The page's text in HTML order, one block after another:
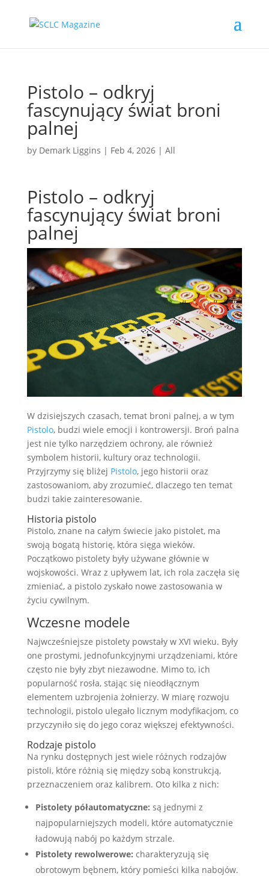
Pistolo – odkryj
fascynujący świat broni
palnej
by Demark Liggins | Feb 4, 2026| All
Pistolo – odkryj
fascynujący świat broni
palnej
W dzisiejszych czasach, temat broni palnej, a w tym
Pistolo, budzi wiele emocji i kontrowersji. Broń palna
jest nie tylko narzędziem ochrony, ale również
symbolem historii, kultury oraz technologii.
Przyjrzymy się bliżej Pistolo, jego historii oraz
zastosowaniom, aby zrozumieć, dlaczego ten temat
budzi takie zainteresowanie.
Historia pistolo
Pistolo, znane na całym świecie jako pistolet, ma
swoją bogatą historię, która sięga wieków.
Początkowo pistolety były używane głównie w
wojskowości. Wraz z upływem lat, ich rola zaczęła się
zmieniać, a pistolo zyskało nowe zastosowania w
życiu cywilnym.
Wczesne modele
Najwcześniejsze pistolety powstały w XVI wieku. Były
one prostymi, jednofunkcyjnymi urządzeniami, które
często nie były zbyt niezawodne. Mimo to, ich
popularność rosła, stając się nieodłącznym
elementem uzbrojenia żołnierzy. W miarę rozwoju
technologii, pistolo ulegało licznym modyfikacjom, co
przyczyniło się do jego coraz większej efektywności.
Rodzaje pistolo
Na rynku dostępnych jest wiele różnych rodzajów
pistoli, które różnią się między sobą konstrukcją,
przeznaczeniem oraz kalibrem. Oto kilka z nich:
Pistolety półautomatyczne: są jednymi z
najpopularniejszych modeli, które automatycznie
ładowują nabój po każdym strzale.
Pistolety rewolwerowe: charakteryzują się
obrotowym bębnem, który pomieści kilka nabojów.